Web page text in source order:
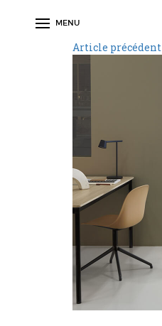
MENU
Article précédent